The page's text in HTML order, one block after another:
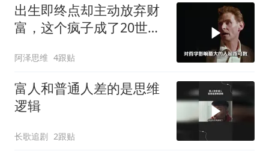
出生即终点却主动放弃财
富，这个疯子成了20世纪
阿泽思维 4跟贴
富人和普通人差的是思维
逻辑
长歌追剧 2跟贴